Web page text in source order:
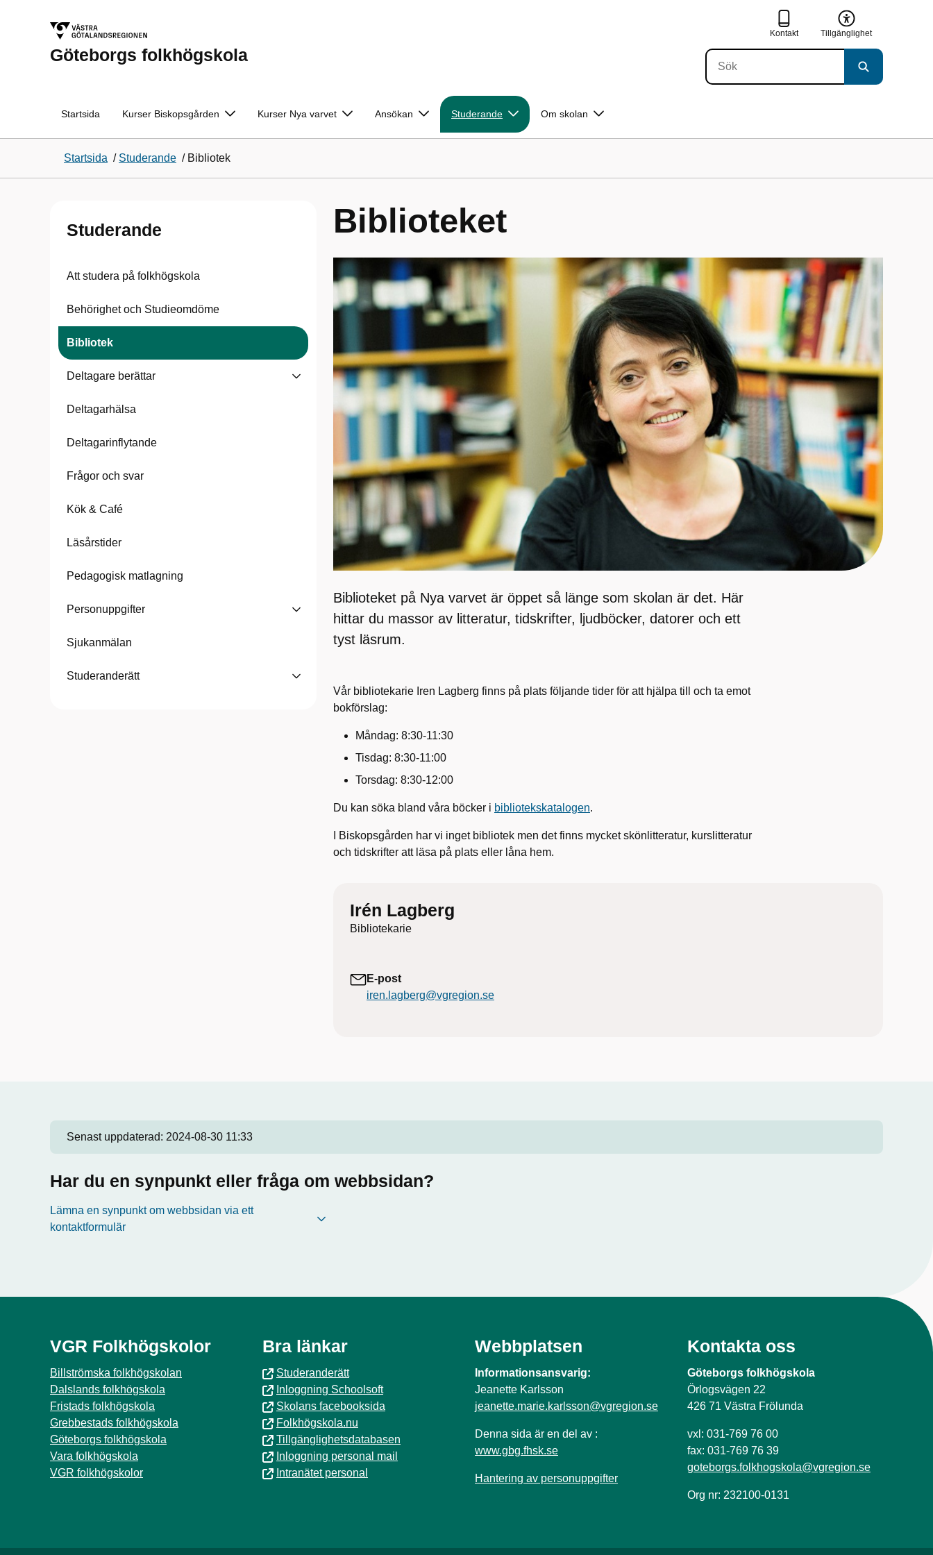
Göteborgs folkhögskola
Kontakt Tillgänglighet
Startsida Kurser Biskopsgården Kurser Nya varvet Ansökan Studerande Om skolan
Startsida / Studerande / Bibliotek
Studerande
Att studera på folkhögskola
Behörighet och Studieomdöme
Bibliotek
Deltagare berättar
Deltagarhälsa
Deltagarinflytande
Frågor och svar
Kök & Café
Läsårstider
Pedagogisk matlagning
Personuppgifter
Sjukanmälan
Studeranderätt
Biblioteket
Biblioteket på Nya varvet är öppet så länge som skolan är det. Här
hittar du massor av litteratur, tidskrifter, ljudböcker, datorer och ett
tyst läsrum.
Vår bibliotekarie Iren Lagberg finns på plats följande tider för att hjälpa till och ta emot
bokförslag:
Måndag: 8:30-11:30
Tisdag: 8:30-11:00
Torsdag: 8:30-12:00
Du kan söka bland våra böcker i bibliotekskatalogen.
I Biskopsgården har vi inget bibliotek men det finns mycket skönlitteratur, kurslitteratur
och tidskrifter att läsa på plats eller låna hem.
Irén Lagberg
Bibliotekarie
E-post
iren.lagberg@vgregion.se
Senast uppdaterad: 2024-08-30 11:33
Har du en synpunkt eller fråga om webbsidan?
Lämna en synpunkt om webbsidan via ett
kontaktformulär
VGR Folkhögskolor
Billströmska folkhögskolan
Dalslands folkhögskola
Fristads folkhögskola
Grebbestads folkhögskola
Göteborgs folkhögskola
Vara folkhögskola
VGR folkhögskolor
Bra länkar
Studeranderätt
Inloggning Schoolsoft
Skolans facebooksida
Folkhögskola.nu
Tillgänglighetsdatabasen
Inloggning personal mail
Intranätet personal
Webbplatsen
Informationsansvarig:
Jeanette Karlsson
jeanette.marie.karlsson@vgregion.se
Denna sida är en del av :
www.gbg.fhsk.se
Hantering av personuppgifter
Kontakta oss
Göteborgs folkhögskola
Örlogsvägen 22
426 71 Västra Frölunda
vxl: 031-769 76 00
fax: 031-769 76 39
goteborgs.folkhogskola@vgregion.se
Org nr: 232100-0131